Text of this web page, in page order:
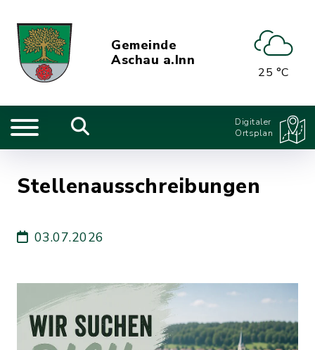
Gemeinde
Aschau a.Inn
25 °C
Digitaler
Ortsplan
Stellenausschreibungen
03.07.2026